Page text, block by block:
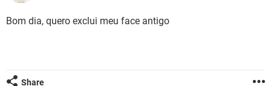
GUIA DE COMPRAS
INSTAGRAM GMAIL
CELULAR
OUTLOOK EXCEL
JOGOS WHATSAPP
INSTAGRAM
Bom dia, quero exclui meu face antigo
Share